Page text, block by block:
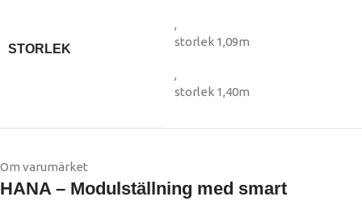
STORLEK
,
storlek 1,09m
,
storlek 1,40m
Om varumärket
HANA – Modulställning med smart